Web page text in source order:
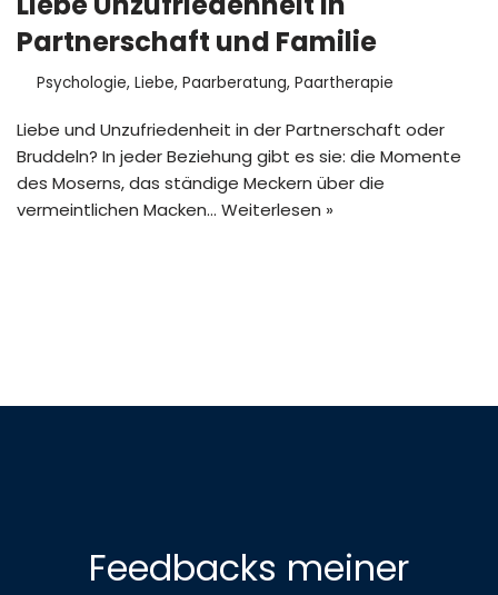
Partnerschaft und Familie
Psychologie, Liebe, Paarberatung, Paartherapie
Liebe und Unzufriedenheit in der Partnerschaft oder
Bruddeln? In jeder Beziehung gibt es sie: die Momente
des Moserns, das ständige Meckern über die
vermeintlichen Macken… Weiterlesen »
Feedbacks meiner